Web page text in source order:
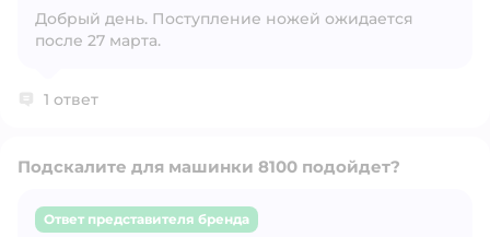
Открыть вопрос
Добрый день. Поступление ножей ожидается
после 27 марта.
1 ответ
Подскалите для машинки 8100 подойдет?
Ответ представителя бренда